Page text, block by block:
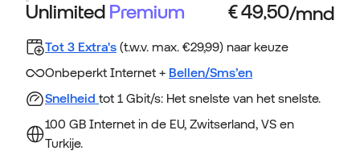
Unlimited Premium
Tot 3 Extra's (t.w.v. max. €29,99) naar keuze
Onbeperkt Internet + Bellen/Sms’en
Snelheid tot 1 Gbit/s: Het snelste van het snelste.
100 GB Internet in de EU, Zwitserland, VS en
Turkije.